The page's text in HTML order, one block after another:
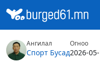
Ангилал
Спорт Бусад
Огноо
2026-